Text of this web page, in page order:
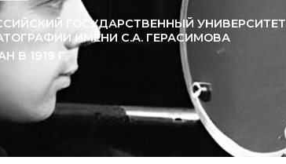
ГОСУДАРСТВЕННЫЙ УНИВЕРСИТЕТ
ИМЕНИ С.А. ГЕРАСИМОВА
В 1919 Г.